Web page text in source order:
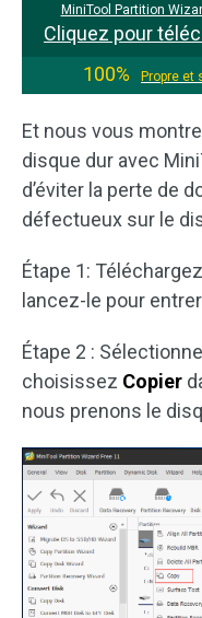
MiniTool Partition
Cliquez pour
100%
Propre et
Et nous vous
disque dur avec
d’éviter la perte de
défectueux sur le
Étape 1:
lancez-le pour
Étape 2 :
choisissez Copier
nous prenons le